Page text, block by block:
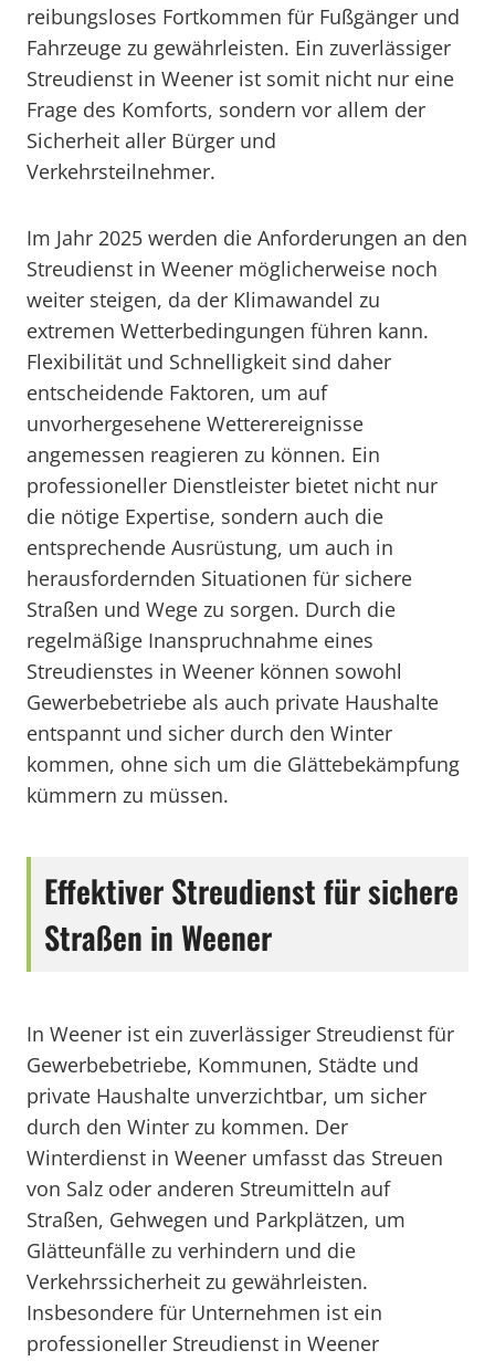
reibungsloses Fortkommen für Fußgänger und
Fahrzeuge zu gewährleisten. Ein zuverlässiger
Streudienst in Weener ist somit nicht nur eine
Frage des Komforts, sondern vor allem der
Sicherheit aller Bürger und
Verkehrsteilnehmer.
Im Jahr 2025 werden die Anforderungen an den
Streudienst in Weener möglicherweise noch
weiter steigen, da der Klimawandel zu
extremen Wetterbedingungen führen kann.
Flexibilität und Schnelligkeit sind daher
entscheidende Faktoren, um auf
unvorhergesehene Wetterereignisse
angemessen reagieren zu können. Ein
professioneller Dienstleister bietet nicht nur
die nötige Expertise, sondern auch die
entsprechende Ausrüstung, um auch in
herausfordernden Situationen für sichere
Straßen und Wege zu sorgen. Durch die
regelmäßige Inanspruchnahme eines
Streudienstes in Weener können sowohl
Gewerbebetriebe als auch private Haushalte
entspannt und sicher durch den Winter
kommen, ohne sich um die Glättebekämpfung
kümmern zu müssen.
Effektiver Streudienst für sichere
Straßen in Weener
In Weener ist ein zuverlässiger Streudienst für
Gewerbebetriebe, Kommunen, Städte und
private Haushalte unverzichtbar, um sicher
durch den Winter zu kommen. Der
Winterdienst in Weener umfasst das Streuen
von Salz oder anderen Streumitteln auf
Straßen, Gehwegen und Parkplätzen, um
Glätteunfälle zu verhindern und die
Verkehrssicherheit zu gewährleisten.
Insbesondere für Unternehmen ist ein
professioneller Streudienst in Weener